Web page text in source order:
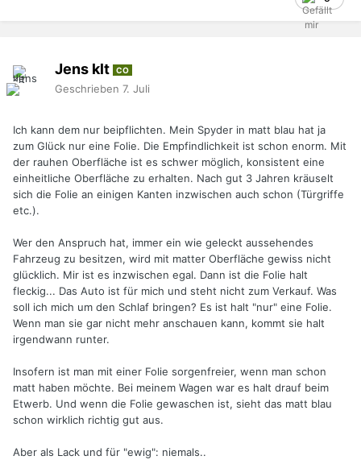
Jens klt CO
Geschrieben 7. Juli
Ich kann dem nur beipflichten. Mein Spyder in matt blau hat ja
zum Glück nur eine Folie. Die Empfindlichkeit ist schon enorm. Mit
der rauhen Oberfläche ist es schwer möglich, konsistent eine
einheitliche Oberfläche zu erhalten. Nach gut 3 Jahren kräuselt
sich die Folie an einigen Kanten inzwischen auch schon (Türgriffe
etc.).
Wer den Anspruch hat, immer ein wie geleckt aussehendes
Fahrzeug zu besitzen, wird mit matter Oberfläche gewiss nicht
glücklich. Mir ist es inzwischen egal. Dann ist die Folie halt
fleckig... Das Auto ist für mich und steht nicht zum Verkauf. Was
soll ich mich um den Schlaf bringen? Es ist halt "nur" eine Folie.
Wenn man sie gar nicht mehr anschauen kann, kommt sie halt
irgendwann runter.
Insofern ist man mit einer Folie sorgenfreier, wenn man schon
matt haben möchte. Bei meinem Wagen war es halt drauf beim
Etwerb. Und wenn die Folie gewaschen ist, sieht das matt blau
schon wirklich richtig gut aus.
Aber als Lack und für "ewig": niemals..